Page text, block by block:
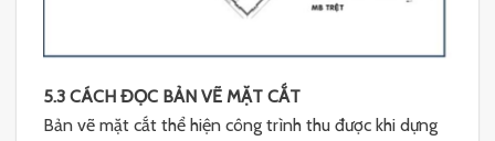
5.3 CÁCH ĐỌC BẢN VẼ MẶT CẮT
Bản vẽ mặt cắt thể hiện công trình thu được khi dựng